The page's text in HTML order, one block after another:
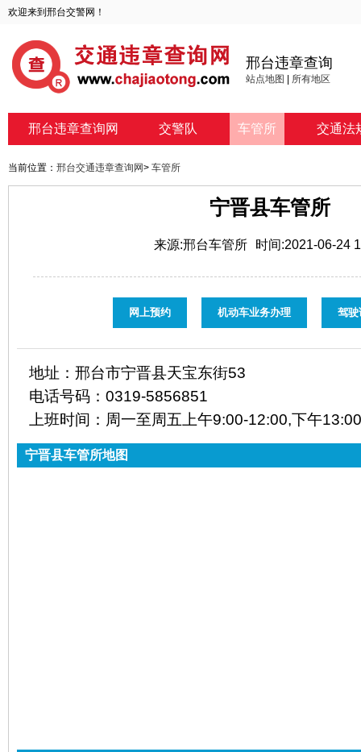
欢迎来到邢台交警网！
邢台违章查询
站点地图 所有地区
邢台违章查询网 交警队 车管所 交通法
当前位置： 邢台交通违章查询网> 车管所
宁晋县车管所
来源:邢台车管所 时间:2021-06-24
网上预约 机动车业务办理 驾驶
地址： 邢台市宁晋县天宝东街53
电话号码： 0319-5856851
上班时间： 周一至周五上午9:00-12:00,下午
宁晋县车管所地图